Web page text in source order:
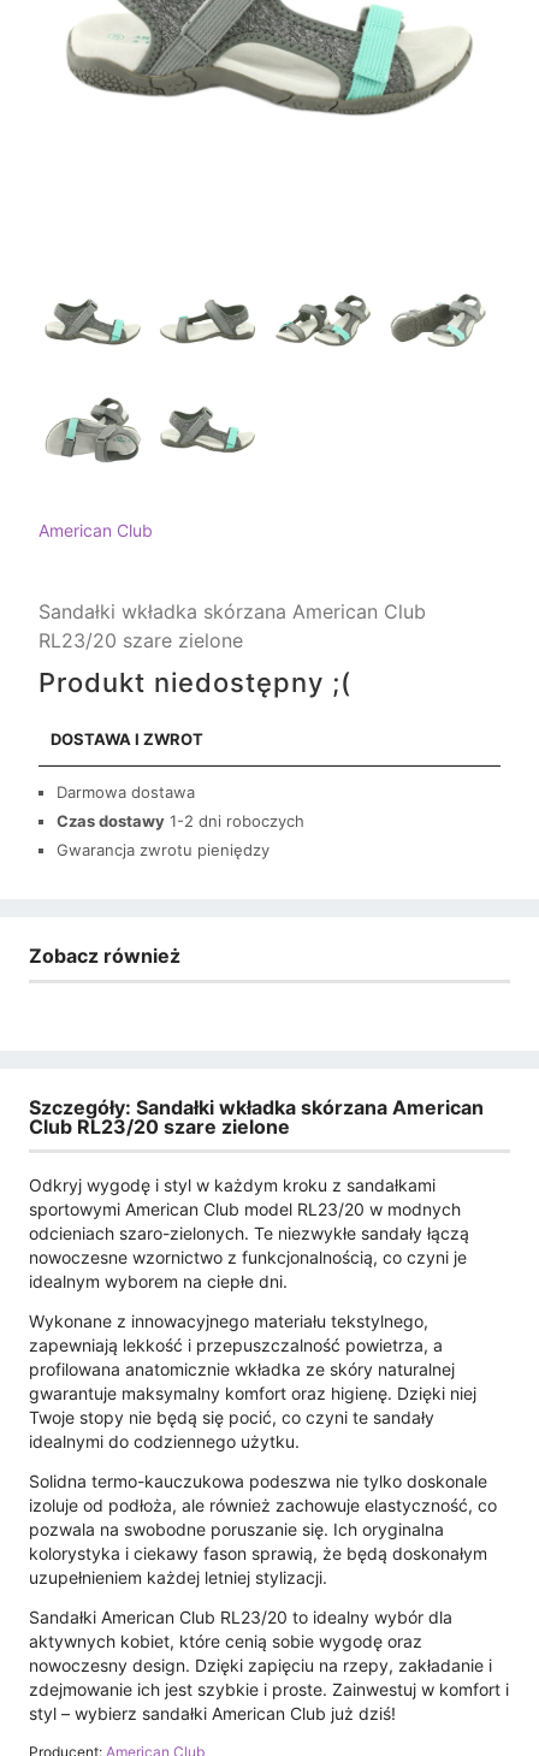
American Club
Sandałki wkładka skórzana American Club
RL23/20 szare zielone
Produkt niedostępny ;(
DOSTAWA I ZWROT
Darmowa dostawa
Czas dostawy 1-2 dni roboczych
Gwarancja zwrotu pieniędzy
Zobacz również
Szczegóły: Sandałki wkładka skórzana American
Club RL23/20 szare zielone
Odkryj wygodę i styl w każdym kroku z sandałkami
sportowymi American Club model RL23/20 w modnych
odcieniach szaro-zielonych. Te niezwykłe sandały łączą
nowoczesne wzornictwo z funkcjonalnością, co czyni je
idealnym wyborem na ciepłe dni.
Wykonane z innowacyjnego materiału tekstylnego,
zapewniają lekkość i przepuszczalność powietrza, a
profilowana anatomicznie wkładka ze skóry naturalnej
gwarantuje maksymalny komfort oraz higienę. Dzięki niej
Twoje stopy nie będą się pocić, co czyni te sandały
idealnymi do codziennego użytku.
Solidna termo-kauczukowa podeszwa nie tylko doskonale
izoluje od podłoża, ale również zachowuje elastyczność, co
pozwala na swobodne poruszanie się. Ich oryginalna
kolorystyka i ciekawy fason sprawią, że będą doskonałym
uzupełnieniem każdej letniej stylizacji.
Sandałki American Club RL23/20 to idealny wybór dla
aktywnych kobiet, które cenią sobie wygodę oraz
nowoczesny design. Dzięki zapięciu na rzepy, zakładanie i
zdejmowanie ich jest szybkie i proste. Zainwestuj w komfort i
styl – wybierz sandałki American Club już dziś!
Producent: American Club